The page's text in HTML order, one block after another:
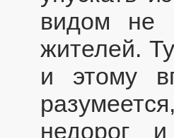
видом не
жителей.
и этому
недорог